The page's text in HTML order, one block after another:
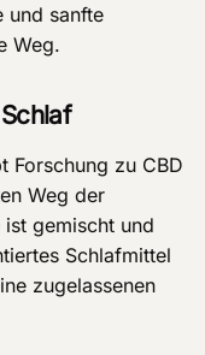
und sanfte
Weg.
Forschung zu CBD
Weg der
gemischt und
Schlafmittel
zugelassenen